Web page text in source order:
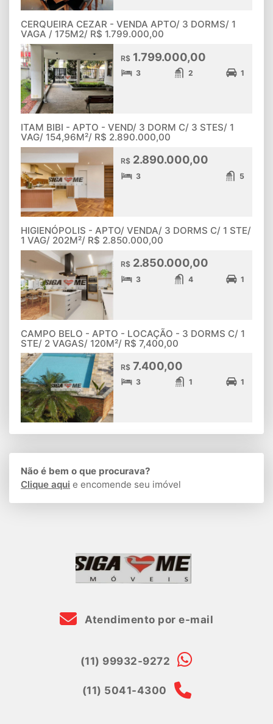
CERQUEIRA CEZAR - VENDA APTO/ 3 DORMS/ 1
VAGA / 175M2/ R$ 1.799.000,00
R$ 1.799.000,00
3 2 1
ITAM BIBI - APTO - VEND/ 3 DORM C/ 3 STES/ 1
VAG/ 154,96M²/ R$ 2.890.000,00
R$ 2.890.000,00
3 5
HIGIENÓPOLIS - APTO/ VENDA/ 3 DORMS C/ 1 STE/
1 VAG/ 202M²/ R$ 2.850.000,00
R$ 2.850.000,00
3 4 1
CAMPO BELO - APTO - LOCAÇÃO - 3 DORMS C/ 1
STE/ 2 VAGAS/ 120M²/ R$ 7,400,00
R$ 7.400,00
3 1 1
Não é bem o que procurava?
Clique aqui e encomende seu imóvel
Atendimento por e-mail
(11) 99932-9272
(11) 5041-4300